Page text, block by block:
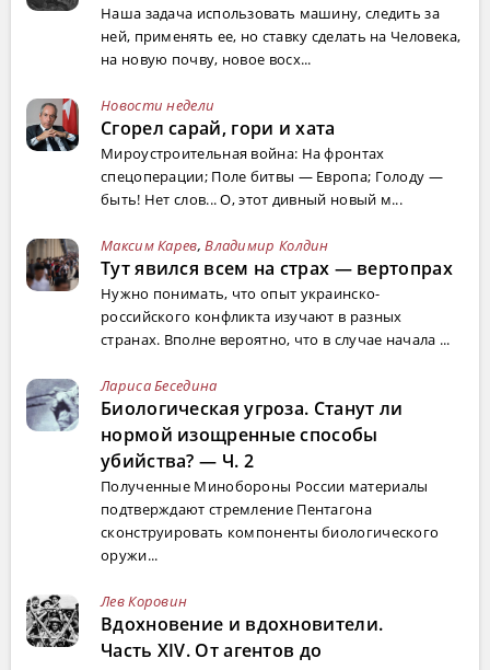
Наша задача использовать машину, следить за
ней, применять ее, но ставку сделать на Человека,
на новую почву, новое восх...
Новости недели
Сгорел сарай, гори и хата
Мироустроительная война: На фронтах
спецоперации; Поле битвы — Европа; Голоду —
быть! Нет слов... О, этот дивный новый м...
Максим Карев,Владимир Колдин
Тут явился всем на страх — вертопрах
Нужно понимать, что опыт украинско-
российского конфликта изучают в разных
странах. Вполне вероятно, что в случае начала ...
Лариса Беседина
Биологическая угроза. Станут ли
нормой изощренные способы
убийства? — Ч. 2
Полученные Минобороны России материалы
подтверждают стремление Пентагона
сконструировать компоненты биологического
оружи...
Лев Коровин
Вдохновение и вдохновители.
Часть XIV. От агентов до